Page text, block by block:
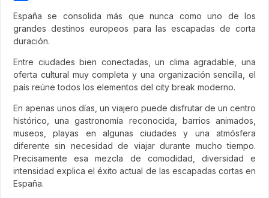
España se consolida más que nunca como uno de los
grandes destinos europeos para las escapadas de corta
duración.
Entre ciudades bien conectadas, un clima agradable, una
oferta cultural muy completa y una organización sencilla, el
país reúne todos los elementos del city break moderno.
En apenas unos días, un viajero puede disfrutar de un centro
histórico, una gastronomía reconocida, barrios animados,
museos, playas en algunas ciudades y una atmósfera
diferente sin necesidad de viajar durante mucho tiempo.
Precisamente esa mezcla de comodidad, diversidad e
intensidad explica el éxito actual de las escapadas cortas en
España.